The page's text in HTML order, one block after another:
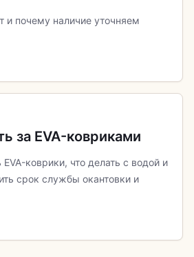
и почему наличие уточняем
за EVA-ковриками
коврики, что делать с водой и
срок службы окантовки и